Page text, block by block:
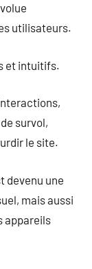
utilisateurs.
et intuitifs.
survol,
le site.
devenu une
mais aussi
appareils